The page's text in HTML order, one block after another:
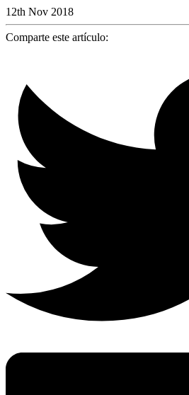
12th Nov 2018
Comparte este artículo: